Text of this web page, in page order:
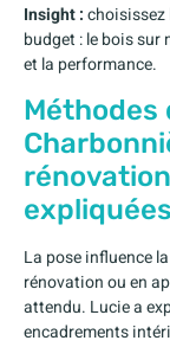
Insight :choisissez
budget : le bois sur
et la performance.
Méthodes
expliquées
La pose influence
rénovation ou en
attendu. Lucie a
encadrements